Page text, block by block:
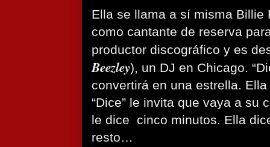
Ella se llama a sí misma Billie
como cantante de reserva
productor discográfico y es
Beezley), un DJ en Chicago.
convertirá en una estrella.
“Dice” le invita que vaya a su
le dice cinco minutos. Ella
resto…